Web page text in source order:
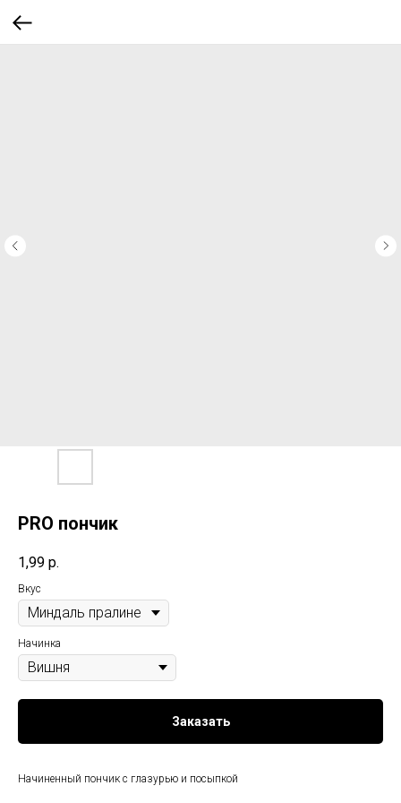
PRO пончик
1,99 р.
Вкус
Начинка
Заказать
Начиненный пончик с глазурью и посыпкой